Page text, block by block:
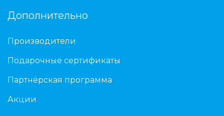
Дополнительно
Производители
Подарочные сертификаты
Партнёрская программа
Акции